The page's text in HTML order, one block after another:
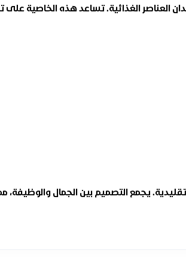
العناصر الغذائية. تساعد هذه الخاصية
يجمع التصميم بين الجمال